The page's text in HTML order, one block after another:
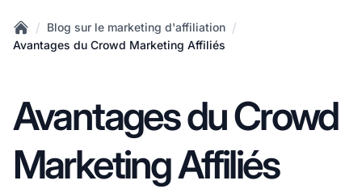
Home
/ Blog sur le marketing d'affiliation /
Avantages du Crowd Marketing Affiliés
Avantages du Crowd
Marketing Affiliés